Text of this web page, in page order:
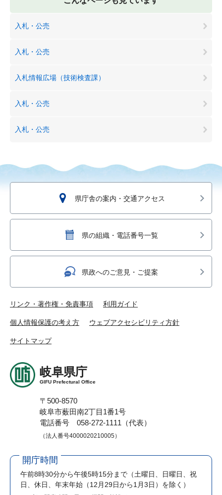
入札・公売
入札・公売
入札情報広場（技術検査課）
入札・公売
入札・公売
県庁舎の案内・交通アクセス
県の組織・電話番号一覧
県政へのご意見・ご提案
リンク・著作権・免責事項 利用ガイド
個人情報保護の考え方 ウェブアクセシビリティ方針
サイトマップ
岐阜県庁
GIFU Prefectural Office
〒500-8570
岐阜市薮田南2丁目1番1号
電話番号 058-272-1111（代表）
（法人番号4000020210005）
開庁時間
午前8時30分から午後5時15分まで （土曜日、日曜日、祝
日、休日、年末年始（12月29日から1月3日）を除く）